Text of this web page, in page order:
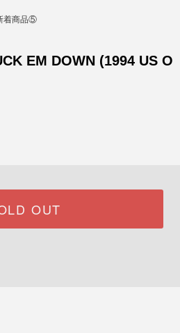
着商品⑤
EM DOWN (1994 US O
OUT